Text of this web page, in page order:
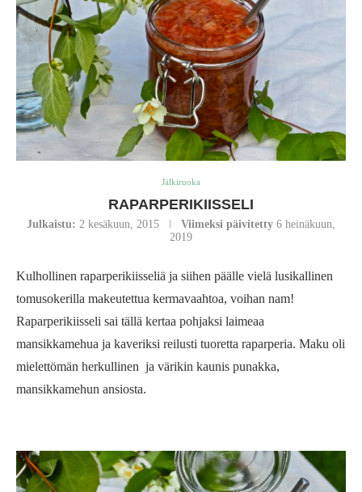
Jälkiruoka
RAPARPERIKIISSELI
Julkaistu: 2 kesäkuun, 2015 Viimeksi päivitetty 6 heinäkuun,
2019
Kulhollinen raparperikiisseliä ja siihen päälle vielä lusikallinen
tomusokerilla makeutettua kermavaahtoa, voihan nam!
Raparperikiisseli sai tällä kertaa pohjaksi laimeaa
mansikkamehua ja kaveriksi reilusti tuoretta raparperia. Maku oli
mielettömän herkullinen ja värikin kaunis punakka,
mansikkamehun ansiosta.